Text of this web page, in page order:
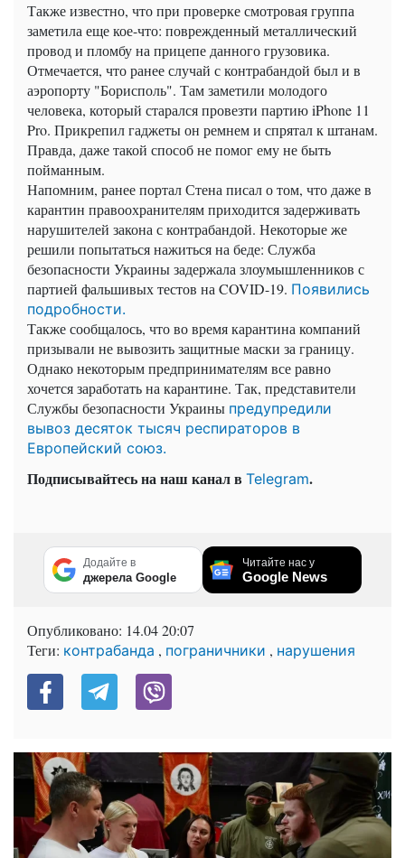
Также известно, что при проверке смотровая группа
заметила еще кое-что: поврежденный металлический
провод и пломбу на прицепе данного грузовика.
Отмечается, что ранее случай с контрабандой был и в
аэропорту "Борисполь". Там заметили молодого
человека, который старался провезти партию iPhone 11
Pro. Прикрепил гаджеты он ремнем и спрятал к штанам.
Правда, даже такой способ не помог ему не быть
пойманным.
Напомним, ранее портал Стена писал о том, что даже в
карантин правоохранителям приходится задерживать
нарушителей закона с контрабандой. Некоторые же
решили попытаться нажиться на беде: Служба
безопасности Украины задержала злоумышленников с
партией фальшивых тестов на COVID-19. Появились
подробности.
Также сообщалось, что во время карантина компаний
призывали не вывозить защитные маски за границу.
Однако некоторым предпринимателям все равно
хочется заработать на карантине. Так, представители
Службы безопасности Украины предупредили
вывоз десяток тысяч респираторов в
Европейский союз.
Подписывайтесь на наш канал в Telegram.
Додайте в
джерела Google
Читайте нас у
Google News
Опубликовано: 14.04 20:07
Теги: контрабанда , пограничники , нарушения